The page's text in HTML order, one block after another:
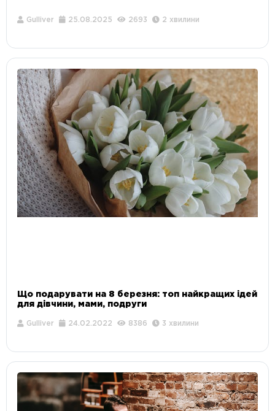
Gulliver 25.08.2025 2693 2 хвилини
Що подарувати на 8 березня: топ найкращих ідей
для дівчини, мами, подруги
Gulliver 24.02.2022 8386 3 хвилини